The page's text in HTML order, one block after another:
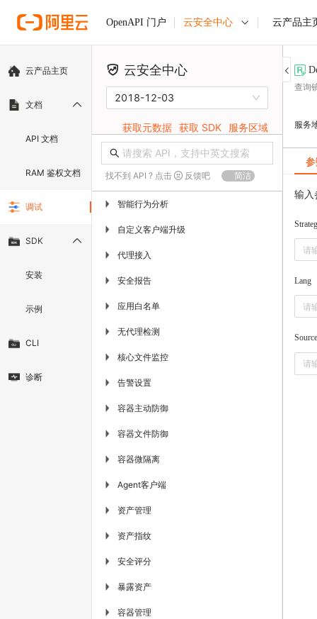
OpenAPI 门户 云安全中心 云产品主
云产品主页
文档
API 文档
RAM 鉴权文档
调试
SDK
安装
示例
CLI
诊断
云安全中心
2018-12-03
获取元数据 获取 SDK 服务区域
找不到 API ? 点击 反馈吧 简洁
▶ 智能行为分析
▶ 自定义客户端升级
▶ 代理接入
▶ 安全报告
▶ 应用白名单
▶ 无代理检测
▶ 核心文件监控
▶ 告警设置
▶ 容器主动防御
▶ 容器文件防御
▶ 容器微隔离
▶ Agent客户端
▶ 资产管理
▶ 资产指纹
▶ 安全评分
▶ 暴露资产
▶ 容器管理
查询
服务
输入
Lang
Source